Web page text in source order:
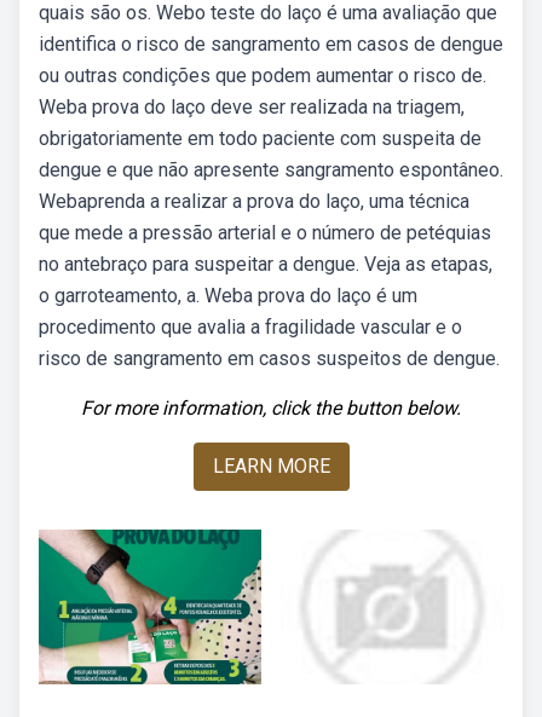
quais são os. Webo teste do laço é uma avaliação que
identifica o risco de sangramento em casos de dengue
ou outras condições que podem aumentar o risco de.
Weba prova do laço deve ser realizada na triagem,
obrigatoriamente em todo paciente com suspeita de
dengue e que não apresente sangramento espontâneo.
Webaprenda a realizar a prova do laço, uma técnica
que mede a pressão arterial e o número de petéquias
no antebraço para suspeitar a dengue. Veja as etapas,
o garroteamento, a. Weba prova do laço é um
procedimento que avalia a fragilidade vascular e o
risco de sangramento em casos suspeitos de dengue.
For more information, click the button below.
LEARN MORE